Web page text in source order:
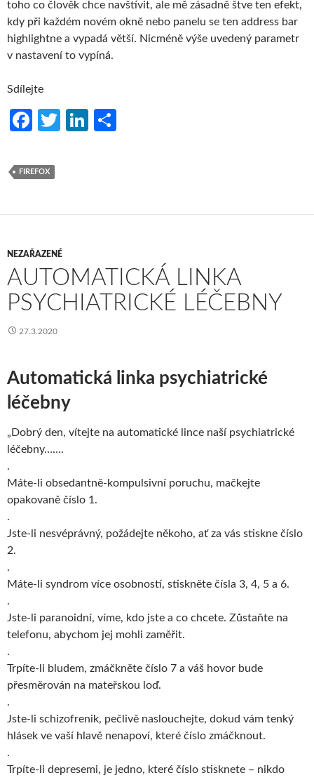
toho co člověk chce navštívit, ale mě zásadně štve ten efekt,
kdy při každém novém okně nebo panelu se ten address bar
highlightne a vypadá větší. Nicméně výše uvedený parametr
v nastavení to vypíná.
Sdílejte
Fa
b
o
T
Li
n
FIREFOX
NEZAŘAZENÉ
AUTOMATICKÁ LINKA
PSYCHIATRICKÉ LÉČEBNY
27.3.2020
Automatická linka psychiatrické
léčebny
„Dobrý den, vítejte na automatické lince naší psychiatrické
léčebny…….
.
Máte-li obsedantně-kompulsivní poruchu, mačkejte
opakovaně číslo 1.
.
Jste-li nesvéprávný, požádejte někoho, ať za vás stiskne číslo
2.
.
Máte-li syndrom více osobností, stiskněte čísla 3, 4, 5 a 6.
.
Jste-li paranoidní, víme, kdo jste a co chcete. Zůstaňte na
telefonu, abychom jej mohli zaměřit.
.
Trpíte-li bludem, zmáčkněte číslo 7 a váš hovor bude
přesměrován na mateřskou loď.
.
Jste-li schizofrenik, pečlivě naslouchejte, dokud vám tenký
hlásek ve vaší hlavě nenapoví, které číslo zmáčknout.
.
Trpíte-li depresemi, je jedno, které číslo stisknete – nikdo